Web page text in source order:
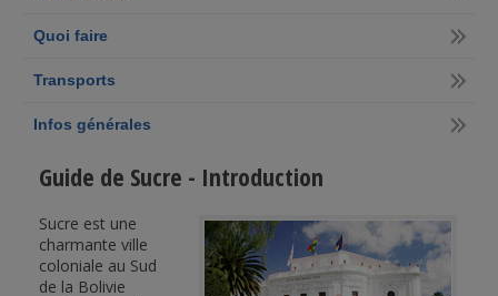
Quoi faire
Transports
Infos générales
Guide de Sucre - Introduction
Sucre est une
charmante ville
coloniale au Sud
de la Bolivie